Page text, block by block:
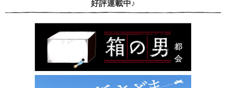
好評連載中♪